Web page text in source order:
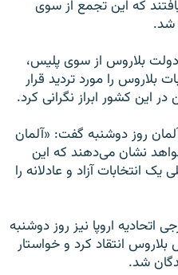
که این تجمع از سوی
شد.
بلاروس از سوی پلیس،
بلاروس را مورد تردید قرار
این کشور ابراز نگرانی کرد.
روز دوشنبه گفت: «آلمان
نشان می‌دهند که این
یک انتخابات آزاد و عادلانه را
اتحادیه اروپا نیز روز دوشنبه
انتقاد کرد و خواستار
شد.